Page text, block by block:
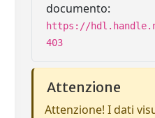
documento:
https://
403
Attenzione
Attenzione! I dati